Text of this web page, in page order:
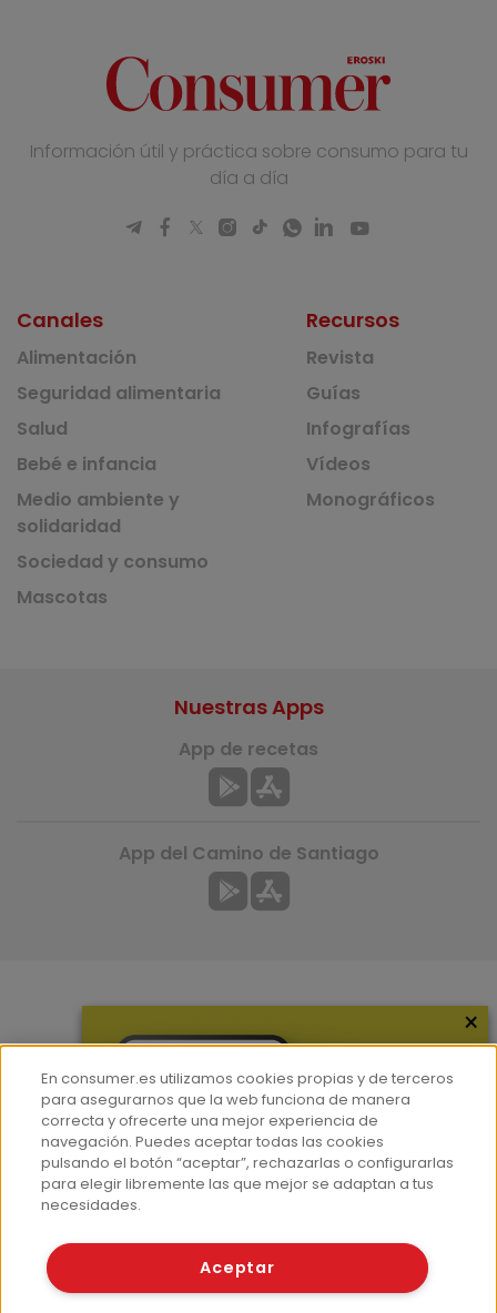
Información útil y práctica sobre consumo para tu
día a día
Canales
Alimentación
Seguridad alimentaria
Salud
Bebé e infancia
Medio ambiente y
solidaridad
Sociedad y consumo
Mascotas
Recursos
Revista
Guías
Infografías
Vídeos
Monográficos
Hemeroteca
Contacto
Prensa
Corpus Lingüístico Consumer
Nuestras Apps
App de recetas
App del Camino de Santiago
© Fundación EROSKI
×
En consumer.es utilizamos cookies propias y de terceros
para asegurarnos que la web funciona de manera
correcta y ofrecerte una mejor experiencia de
navegación. Puedes aceptar todas las cookies
pulsando el botón “aceptar”, rechazarlas o configurarlas
para elegir libremente las que mejor se adaptan a tus
necesidades.
Aceptar